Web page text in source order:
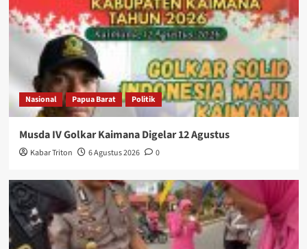
Nasional Papua Barat Politik
Musda IV Golkar Kaimana Digelar 12 Agustus
Kabar Triton 6 Agustus 2026 0